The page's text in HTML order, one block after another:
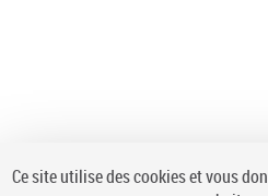
Ce site utilise des cookies et vous